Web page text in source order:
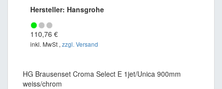
Hersteller: Hansgrohe
110,76 €
inkl. MwSt , zzgl. Versand
HG Brausenset Croma Select E 1jet/Unica 900mm
weiss/chrom